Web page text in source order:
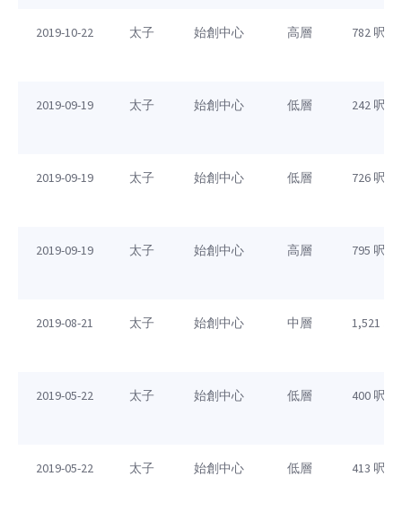
2019-10-22 太子 始創中心 高層 782 呎
2019-09-19 太子 始創中心 低層 242 呎
2019-09-19 太子 始創中心 低層 726 呎
2019-09-19 太子 始創中心 高層 795 呎
2019-08-21 太子 始創中心 中層 1,521 呎
2019-05-22 太子 始創中心 低層 400 呎
2019-05-22 太子 始創中心 低層 413 呎